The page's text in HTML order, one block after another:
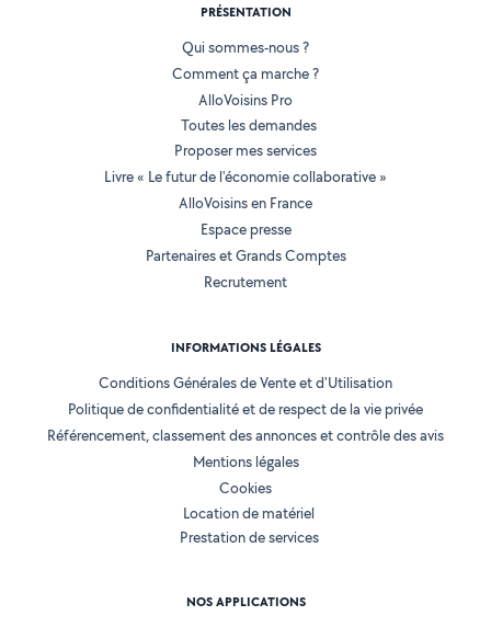
PRÉSENTATION
Qui sommes-nous ?
Comment ça marche ?
AlloVoisins Pro
Toutes les demandes
Proposer mes services
Livre « Le futur de l'économie collaborative »
AlloVoisins en France
Espace presse
Partenaires et Grands Comptes
Recrutement
INFORMATIONS LÉGALES
Conditions Générales de Vente et d'Utilisation
Politique de confidentialité et de respect de la vie privée
Référencement, classement des annonces et contrôle des avis
Mentions légales
Cookies
Location de matériel
Prestation de services
NOS APPLICATIONS